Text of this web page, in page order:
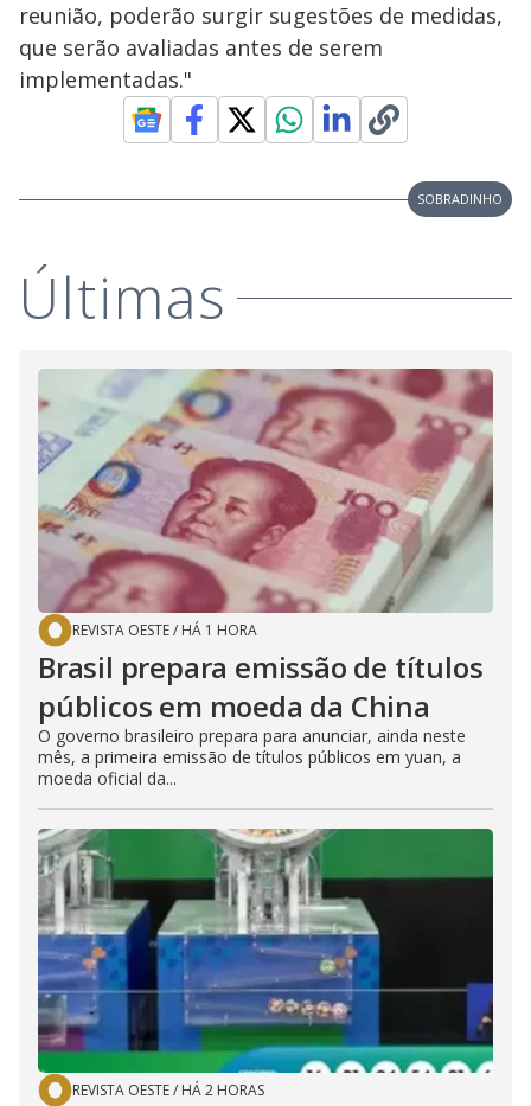
reunião, poderão surgir sugestões de medidas,
que serão avaliadas antes de serem
implementadas."
SOBRADINHO
Últimas
REVISTA OESTE/ HÁ 1 HORA
Brasil prepara emissão de títulos
públicos em moeda da China
O governo brasileiro prepara para anunciar, ainda neste
mês, a primeira emissão de títulos públicos em yuan, a
moeda oficial da...
REVISTA OESTE/ HÁ 2 HORAS